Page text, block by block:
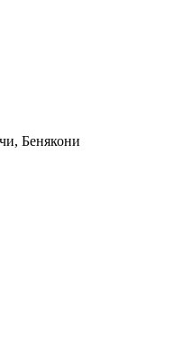
Бенякони